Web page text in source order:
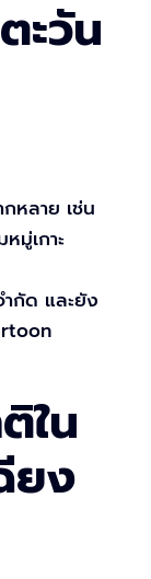
ะวัน
หลาย เช่น
มู่เกาะ
กัด และยัง
ใน
ยง